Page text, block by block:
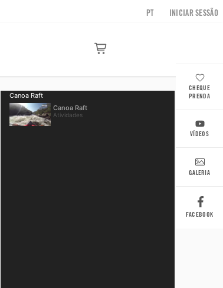
PT INICIAR SESSÃO
Canoa Raft
Canoa Raft
Atividades
CHEQUE
PRENDA
VÍDEOS
GALERIA
FACEBOOK